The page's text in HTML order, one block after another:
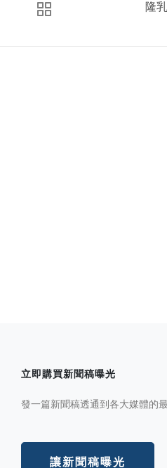
隆
立即購買新聞稿曝光
發一篇新聞稿透通到各大媒體的
讓新聞稿曝光